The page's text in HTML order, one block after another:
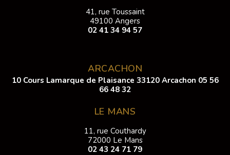
41, rue Toussaint
49100 Angers
02 41 34 94 57
ARCACHON
10 Cours Lamarque de Plaisance 33120 Arcachon 05 56
66 48 32
LE MANS
11, rue Couthardy
72000 Le Mans
02 43 24 71 79